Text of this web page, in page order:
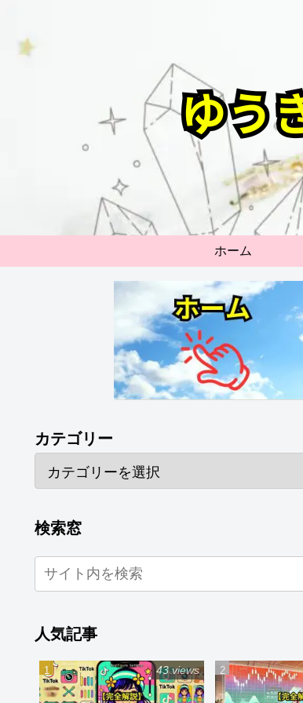
ホーム
カテゴリー
検索窓
人気記事
43 views